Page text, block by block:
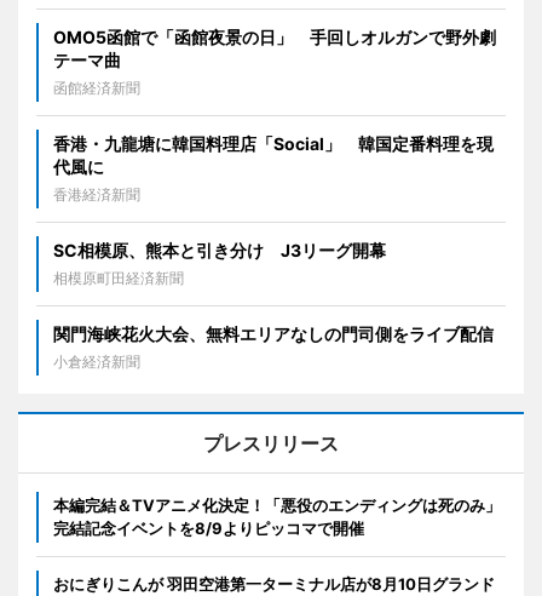
OMO5函館で「函館夜景の日」 手回しオルガンで野外劇
テーマ曲
函館経済新聞
香港・九龍塘に韓国料理店「Social」 韓国定番料理を現
代風に
香港経済新聞
SC相模原、熊本と引き分け J3リーグ開幕
相模原町田経済新聞
関門海峡花火大会、無料エリアなしの門司側をライブ配信
小倉経済新聞
プレスリリース
本編完結＆TVアニメ化決定！「悪役のエンディングは死のみ」
完結記念イベントを8/9よりピッコマで開催
おにぎりこんが 羽田空港第一ターミナル店が8月10日グランド